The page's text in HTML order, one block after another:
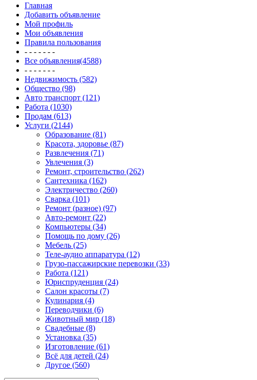
Главная
Добавить объявление
Мой профиль
Мои объявления
Правила пользования
- - - - - - -
Все объявления(4588)
- - - - - - -
Недвижимость (582)
Общество (98)
Авто транспорт (121)
Работа (1030)
Продам (613)
Услуги (2144)
Образование (81)
Красота, здоровье (87)
Развлечения (71)
Увлечения (3)
Ремонт, строительство (262)
Сантехника (162)
Электричество (260)
Сварка (101)
Ремонт (разное) (97)
Авто-ремонт (22)
Компьютеры (34)
Помощь по дому (26)
Мебель (25)
Теле-аудио аппаратура (12)
Грузо-пассажирские перевозки (33)
Работа (121)
Юриспруденция (24)
Салон красоты (7)
Кулинария (4)
Переводчики (6)
Животный мир (18)
Свадебные (8)
Установка (35)
Изготовление (61)
Всё для детей (24)
Другое (560)